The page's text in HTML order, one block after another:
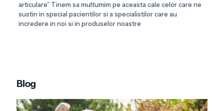
articulare” Tinem sa multumim pe aceasta cale celor care ne
sustin in special pacientilor si a specialistilor care au
incredere in noi si in produselor noastre
Blog